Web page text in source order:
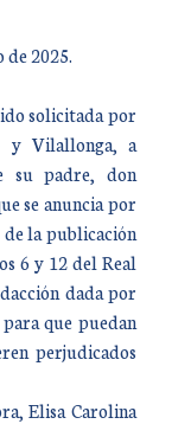
2025.
solicitada por
y Vilallonga, a
su padre, don
se anuncia por
la publicación
6 y 12 del Real
dada por
que puedan
perjudicados
Elisa Carolina